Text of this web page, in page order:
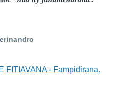
FITIAVANA - Fampidirana.